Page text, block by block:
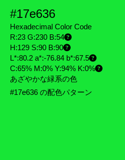
#17e636
Hexadecimal Color Code
R:23 G:230 B:54
H:129 S:90 B:90
L*:80.2 a*:-76.84 b*:67.5
C:65% M:0% Y:94% K:0%
あざやかな緑系の色
#17e636 の配色パターン